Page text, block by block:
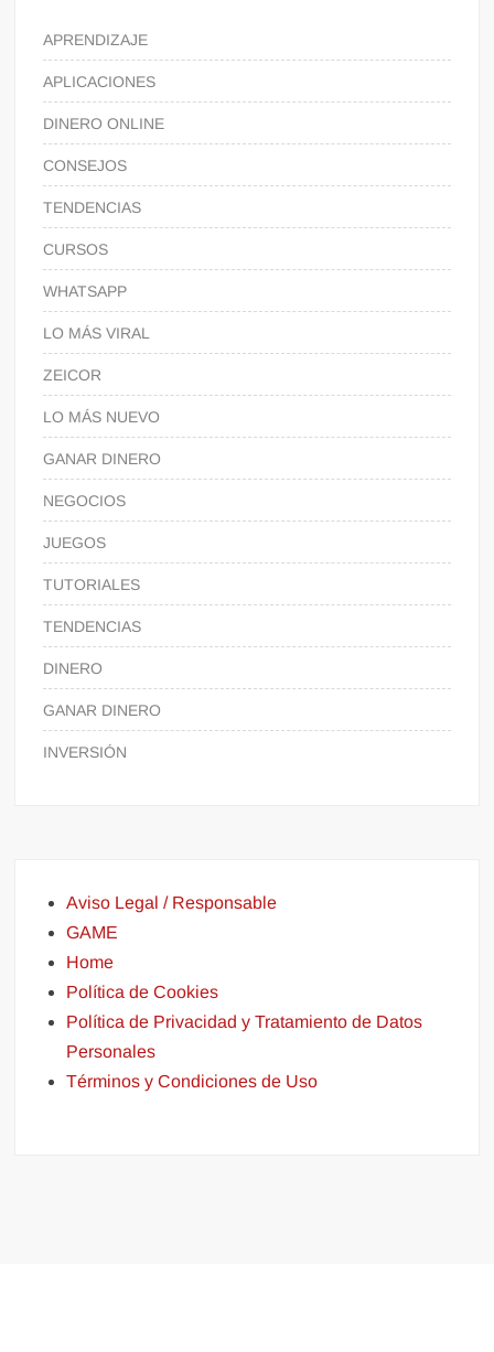
APRENDIZAJE
APLICACIONES
DINERO ONLINE
CONSEJOS
TENDENCIAS
CURSOS
WHATSAPP
LO MÁS VIRAL
ZEICOR
LO MÁS NUEVO
GANAR DINERO
NEGOCIOS
JUEGOS
TUTORIALES
TENDENCIAS
DINERO
GANAR DINERO
INVERSIÓN
Aviso Legal / Responsable
GAME
Home
Política de Cookies
Política de Privacidad y Tratamiento de Datos
Personales
Términos y Condiciones de Uso